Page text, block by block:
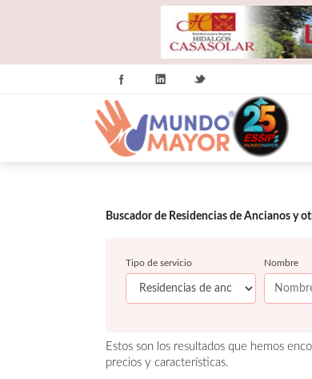
Buscador de Residencias de Ancianos y
Tipo de servicio Nombre
Estos son los resultados que hemos
precios y características.